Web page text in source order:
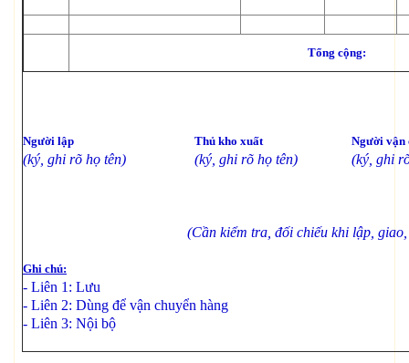
Tổng cộng:
Người lập Thủ kho xuất Người vận
(ký, ghi rõ họ tên) (ký, ghi rõ họ tên) (ký, ghi
(Cần kiểm tra, đối chiếu khi lập,
Ghi chú:
- Liên 1: Lưu
- Liên 2: Dùng để vận chuyển hàng
- Liên 3: Nội bộ